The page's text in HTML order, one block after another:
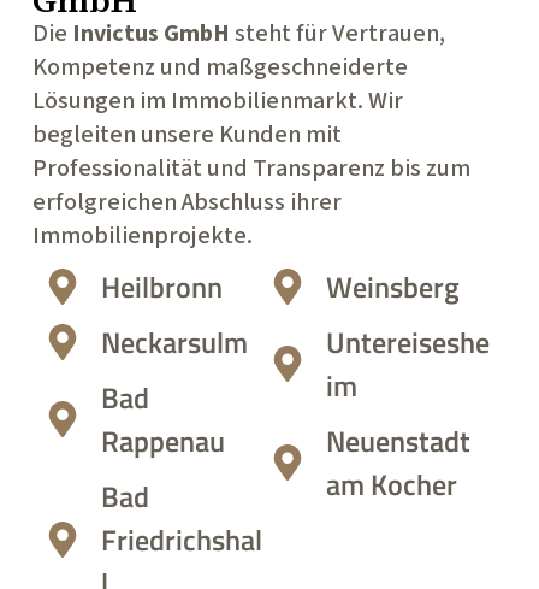
Die Invictus GmbH steht für Vertrauen,
Kompetenz und maßgeschneiderte
Lösungen im Immobilienmarkt. Wir
begleiten unsere Kunden mit
Professionalität und Transparenz bis zum
erfolgreichen Abschluss ihrer
Immobilienprojekte.
Heilbronn
Neckarsulm
Bad
Rappenau
Bad
Friedrichshal
Weinsberg
Untereiseshe
im
Neuenstadt
am Kocher